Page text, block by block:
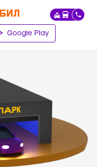
Google Play